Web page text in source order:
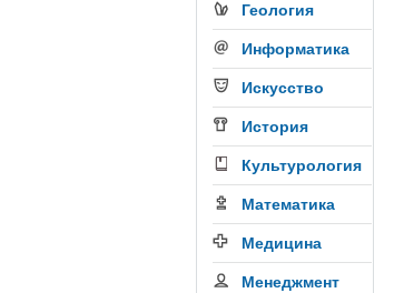
Геология
Информатика
Искусство
История
Культурология
Математика
Медицина
Менеджмент